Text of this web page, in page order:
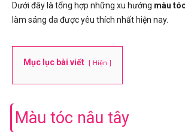
Dưới đây là tổng hợp những xu hướng màu
làm sáng da được yêu thích nhất hiện nay.
Mục lục bài viết Hiện
Màu tóc nâu tây